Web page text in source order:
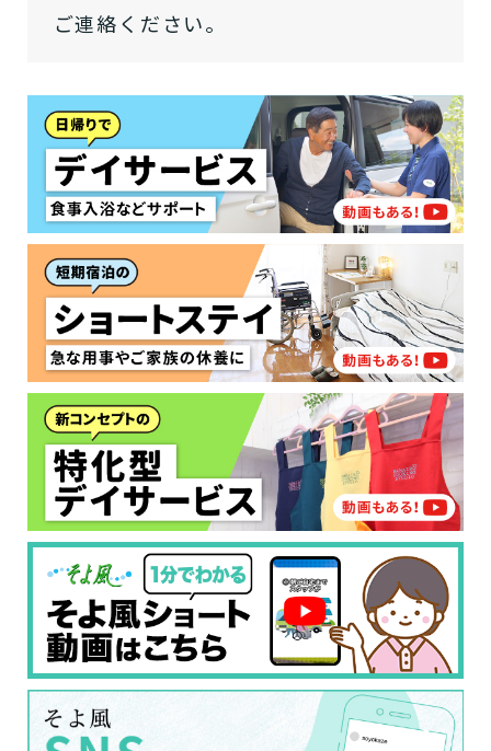
ご連絡ください。
い!」という方は、まずはどんなサービスがあ
で、おすすめの介護保険サービスを紹介しま
す。
診断スタート
いいえ or
非該当(自立)
と判定された
自宅で生活しながら
使いたい
施設へ移り住みたい
必要ない
通いたい
来てもらいたい
はい
いいえ
日帰りで使いたい
一時的に宿泊したい
要介護１～２
要介護３～５